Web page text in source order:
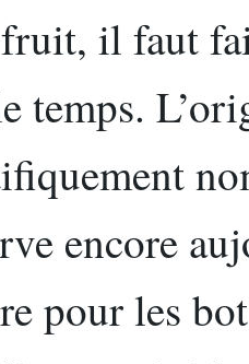
il faut
temps.
encore
pour les